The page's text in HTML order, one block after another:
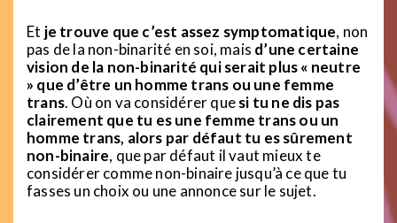
Et je trouve que c’est assez symptomatique, non
pas de la non-binarité en soi, mais d’une certaine
vision de la non-binarité qui serait plus « neutre
» que d’être un homme trans ou une femme
trans. Où on va considérer quesi tu ne dis pas
clairement que tu es une femme trans ou un
homme trans, alors par défaut tu es sûrement
non-binaire, que par défaut il vaut mieux te
considérer comme non-binaire jusqu’à ce que tu
fasses un choix ou une annonce sur le sujet.